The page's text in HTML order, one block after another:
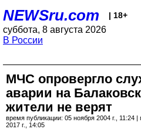
NEWSru.com | 18+
суббота, 8 августа 2026
В России
МЧС опровергло
аварии на
жители не верят
время публикации: 05 ноября 2004 г., 11:24
2017 г., 14:05